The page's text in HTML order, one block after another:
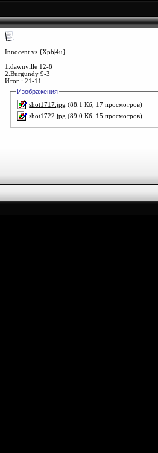
Innocent vs {Xpb|4u}
1.dawnville 12-8
2.Burgundy 9-3
Итог : 21-11
Изображения
shot1717.jpg (88.1 Кб, 17 просмотров)
shot1722.jpg (89.0 Кб, 15 просмотров)